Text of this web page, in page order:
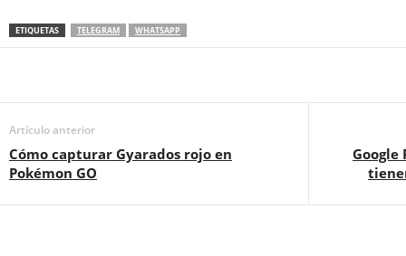
ETIQUETAS TELEGRAM WHATSAPP
Artículo anterior
Cómo capturar Gyarados rojo en
Pokémon GO
Google